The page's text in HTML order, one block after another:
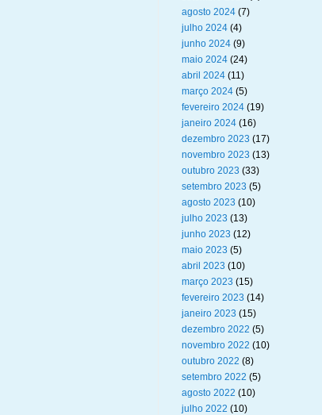
agosto 2024 (7)
julho 2024 (4)
junho 2024 (9)
maio 2024 (24)
abril 2024 (11)
março 2024 (5)
fevereiro 2024 (19)
janeiro 2024 (16)
dezembro 2023 (17)
novembro 2023 (13)
outubro 2023 (33)
setembro 2023 (5)
agosto 2023 (10)
julho 2023 (13)
junho 2023 (12)
maio 2023 (5)
abril 2023 (10)
março 2023 (15)
fevereiro 2023 (14)
janeiro 2023 (15)
dezembro 2022 (5)
novembro 2022 (10)
outubro 2022 (8)
setembro 2022 (5)
agosto 2022 (10)
julho 2022 (10)